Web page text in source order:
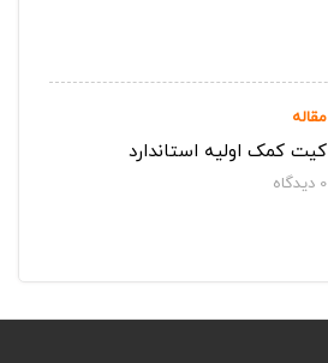
مقاله
کیت کمک اولیه استاندارد
0دیدگاه‌